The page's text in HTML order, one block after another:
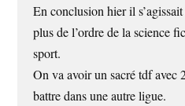
En conclusion hier il
plus de l’ordre de la science
sport.
On va avoir un sacré tdf avec
battre dans une autre ligue.